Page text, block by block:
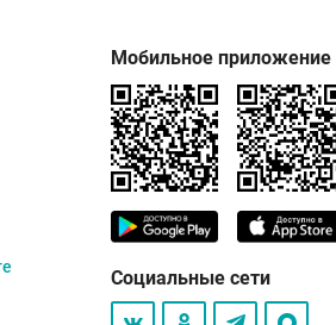
Мобильное приложение
Социальные сети